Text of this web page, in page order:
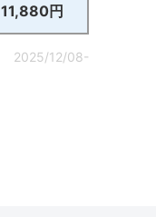
11,880円
2025/12/08-